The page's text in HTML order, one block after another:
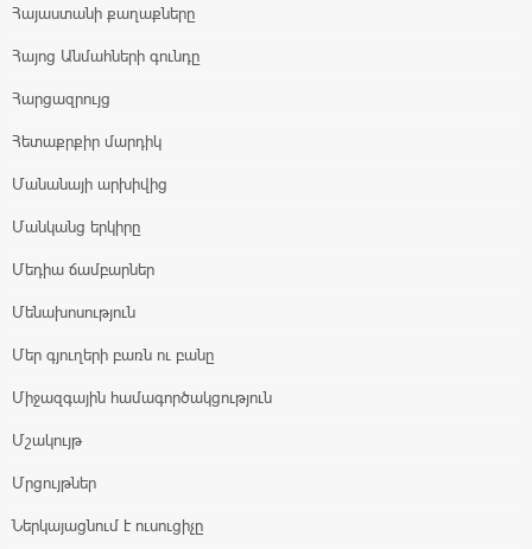
Հայաստանի քաղաքները
Հայոց Անմահների գունդը
Հարցազրույց
Հետաքրքիր մարդիկ
Մանանայի արխիվից
Մանկանց երկիրը
Մեդիա ճամբարներ
Մենախոսություն
Մեր գյուղերի բառն ու բանը
Միջազգային համագործակցություն
Մշակույթ
Մրցույթներ
Ներկայացնում է ուսուցիչը